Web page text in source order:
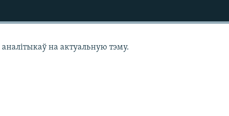
на актуальную тэму.